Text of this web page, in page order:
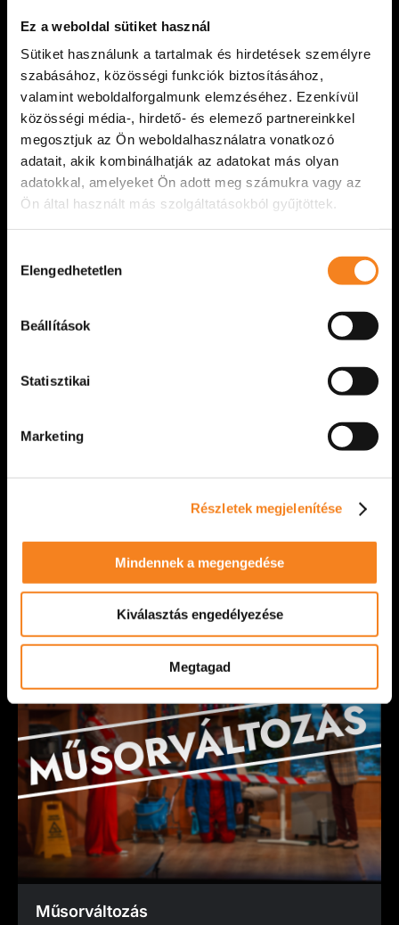
Ez a weboldal sütiket használ
Sütiket használunk a tartalmak és hirdetések személyre
szabásához, közösségi funkciók biztosításához,
valamint weboldalforgalmunk elemzéséhez. Ezenkívül
közösségi média-, hirdető- és elemező partnereinkkel
megosztjuk az Ön weboldalhasználatra vonatkozó
adatait, akik kombinálhatják az adatokat más olyan
adatokkal, amelyeket Ön adott meg számukra vagy az
Ön által használt más szolgáltatásokból gyűjtöttek.
kiválasztása
Elengedhetetlen
Beállítások
Statisztikai
Marketing
Részletek megjelenítése
Mindennek a megengedése
Kiválasztás engedélyezése
Megtagad
Ments meg, szerelem! Elmarad.
2026. március 27. péntek, 19:00 órára
meghirdetett Ments meg, szerelem! című
előadásunk betegség miatt [...]
előadásunk után ünnepélyes keretek között adtuk
színházunk [...]
Műsorváltozás